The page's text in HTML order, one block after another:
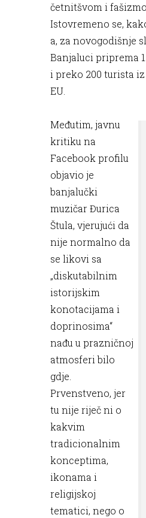
četnitšvom i
Istovremeno se,
a, za novogodišnje
Banjaluci priprema
i preko 200 turista
EU.
Međutim, javnu
kritiku na
Facebook profilu
objavio je
banjalučki
muzičar Đurica
Štula, vjerujući da
nije normalno da
se likovi sa
„diskutabilnim
istorijskim
konotacijama i
doprinosima“
nađu u prazničnoj
atmosferi bilo
gdje.
Prvenstveno, jer
tu nije riječ ni o
kakvim
tradicionalnim
konceptima,
ikonama i
religijskoj
tematici, nego o